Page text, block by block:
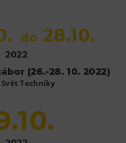
do 28.10.
2022
(26.-28. 10. 2022)
Techniky